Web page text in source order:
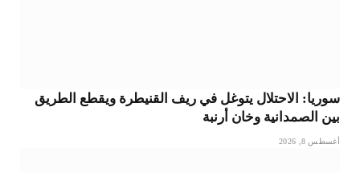
سوريا: الاحتلال يتوغل في ريف القنيطرة ويقطع الطريق
بين الصمدانية وخان أرنبة
أغسطس 8, 2026